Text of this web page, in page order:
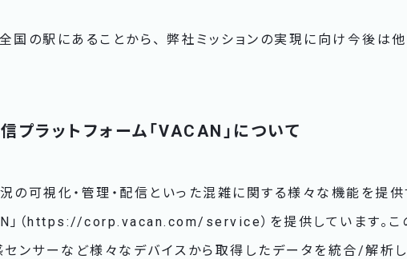
国の駅にあることから、 弊社ミッションの実現に向け今後は
プラットフォーム「VACAN」について
の可視化・管理・配信といった混雑に関する様々な機能を提供
」（https://corp.vacan.com/service）を提供しています。こ
センサーなど様々なデバイスから取得したデータを統合/解析